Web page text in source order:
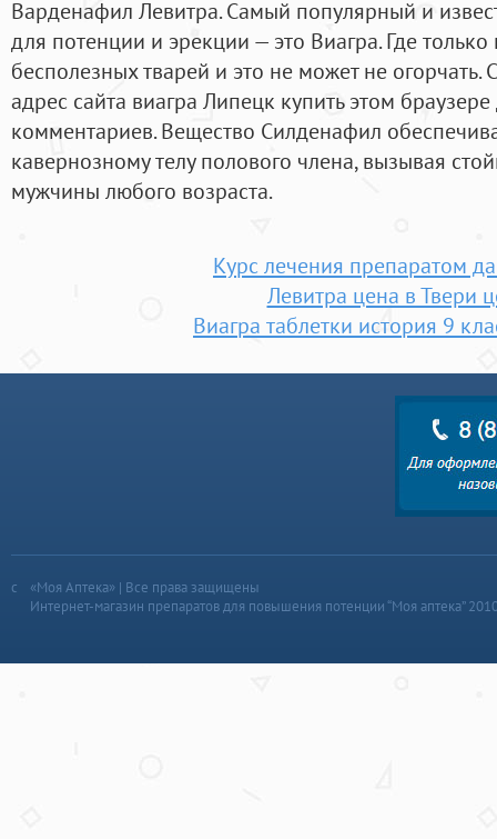
Варденафил Левитра. Самый популярный и
для потенции и эрекции — это Виагра. Где
бесполезных тварей и это не может не
адрес сайта виагра Липецк купить этом
комментариев. Вещество Силденафил
кавернозному телу полового члена, вызывая
мужчины любого возраста.
Курс лечения препаратом
Левитра цена в Твери
Виагра таблетки история 9
«Моя Аптека» | Все права защищены
Интернет-магазин препаратов для повышения потенции “Моя аптека”